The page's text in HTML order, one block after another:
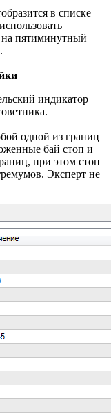
в списке
на пятиминутный
индикатор
одной из границ
бай стоп и
при этом стоп
Эксперт не